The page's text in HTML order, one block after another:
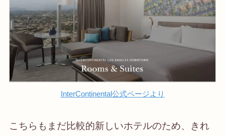
InterContinental公式ページより
こちらもまだ比較的新しいホテルのため、きれ